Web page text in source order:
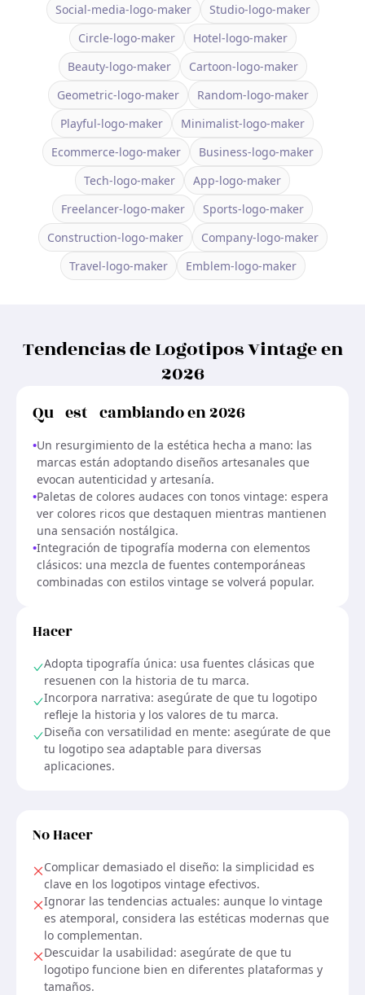
Social-media-logo-maker
Studio-logo-maker
Circle-logo-maker
Hotel-logo-maker
Beauty-logo-maker
Cartoon-logo-maker
Geometric-logo-maker
Random-logo-maker
Playful-logo-maker
Minimalist-logo-maker
Ecommerce-logo-maker
Business-logo-maker
Tech-logo-maker
App-logo-maker
Freelancer-logo-maker
Sports-logo-maker
Construction-logo-maker
Company-logo-maker
Travel-logo-maker
Emblem-logo-maker
Tendencias de Logotipos Vintage en
2026
Qué está cambiando en 2026
•Un resurgimiento de la estética hecha a mano: las
marcas están adoptando diseños artesanales que
evocan autenticidad y artesanía.
•Paletas de colores audaces con tonos vintage: espera
ver colores ricos que destaquen mientras mantienen
una sensación nostálgica.
•Integración de tipografía moderna con elementos
clásicos: una mezcla de fuentes contemporáneas
combinadas con estilos vintage se volverá popular.
Hacer
Adopta tipografía única: usa fuentes clásicas que
resuenen con la historia de tu marca.
Incorpora narrativa: asegúrate de que tu logotipo
refleje la historia y los valores de tu marca.
Diseña con versatilidad en mente: asegúrate de que
tu logotipo sea adaptable para diversas
aplicaciones.
No Hacer
Complicar demasiado el diseño: la simplicidad es
clave en los logotipos vintage efectivos.
Ignorar las tendencias actuales: aunque lo vintage
es atemporal, considera las estéticas modernas que
lo complementan.
Descuidar la usabilidad: asegúrate de que tu
logotipo funcione bien en diferentes plataformas y
tamaños.